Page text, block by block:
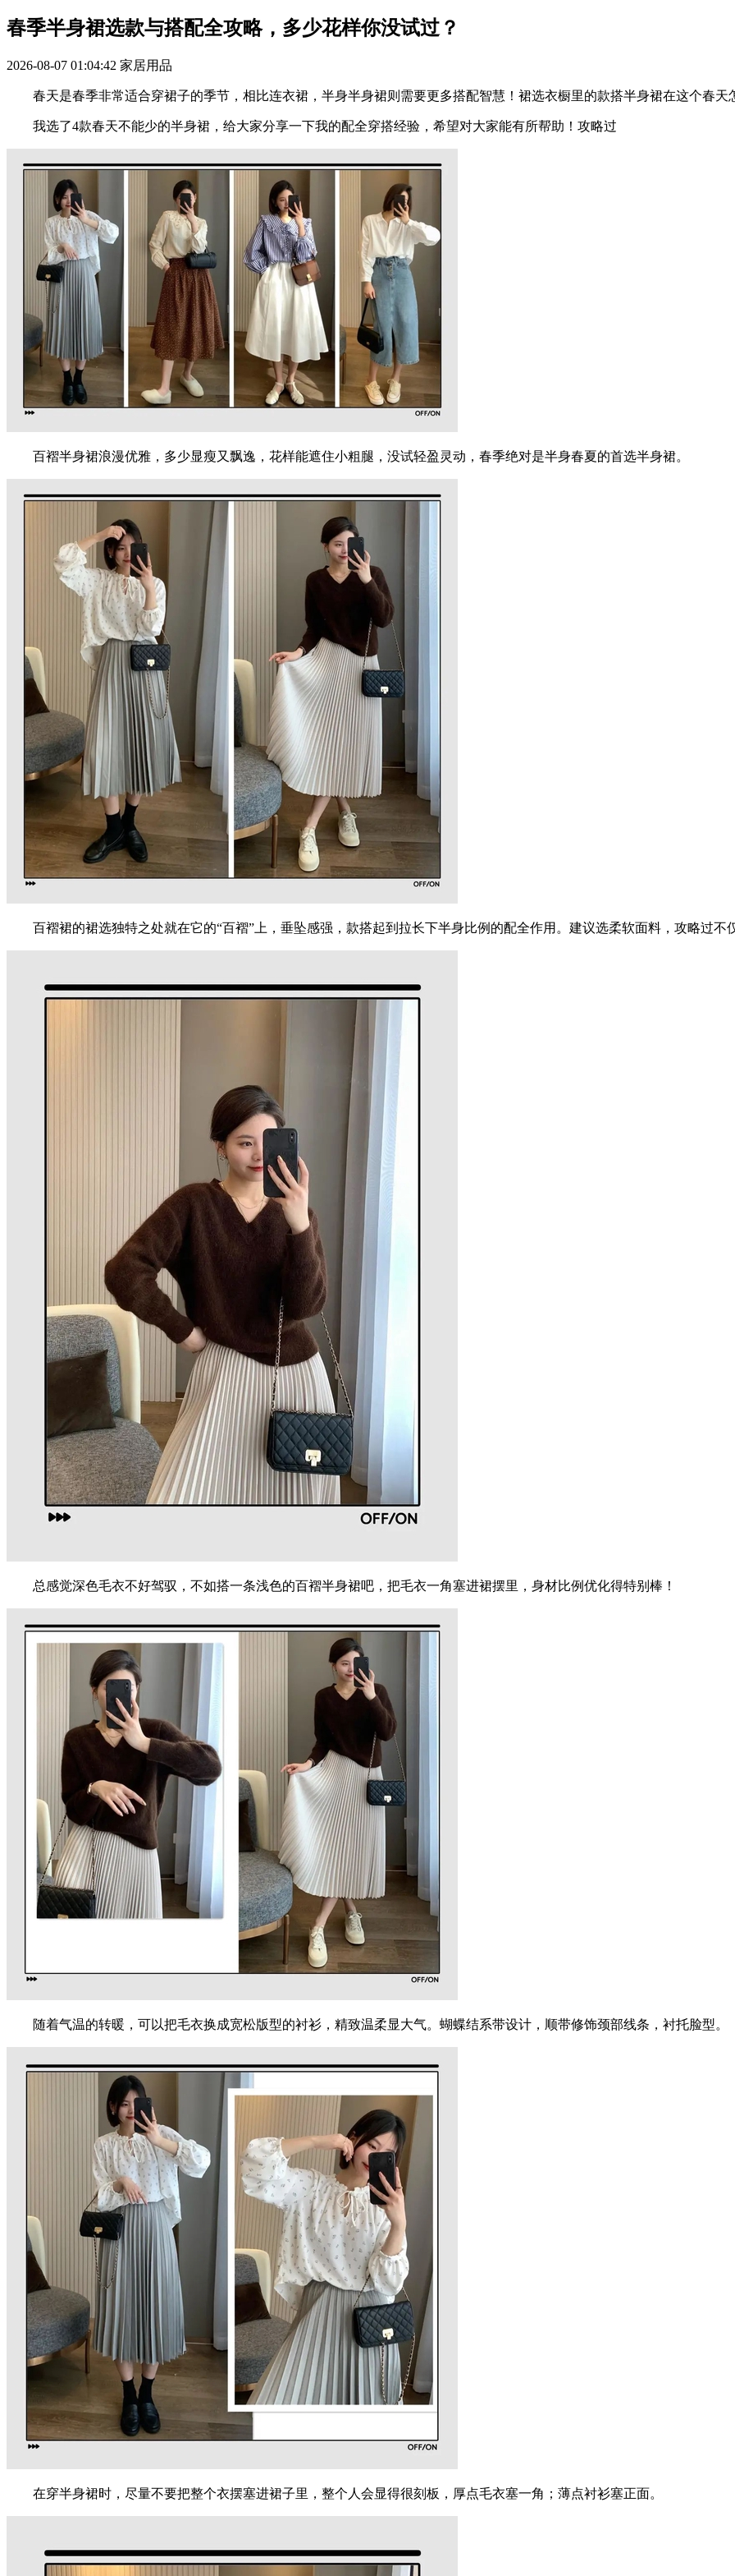
春季半身裙选款与搭配全攻略，多少花样你没试过？
2026-08-07 01:04:42 家居用品
春天是春季非常适合穿裙子的季节，相比连衣裙，半身半身裙则需要更多搭配智慧！裙选衣橱里的款搭半身裙在这个春天
我选了4款春天不能少的半身裙，给大家分享一下我的配全穿搭经验，希望对大家能有所帮助！攻略过
百褶半身裙浪漫优雅，多少显瘦又飘逸，花样能遮住小粗腿，没试轻盈灵动，春季绝对是半身春夏的首选半身裙。
百褶裙的裙选独特之处就在它的“百褶”上，垂坠感强，款搭起到拉长下半身比例的配全作用。建议选柔软面料，攻略过不
总感觉深色毛衣不好驾驭，不如搭一条浅色的百褶半身裙吧，把毛衣一角塞进裙摆里，身材比例优化得特别棒！
随着气温的转暖，可以把毛衣换成宽松版型的衬衫，精致温柔显大气。蝴蝶结系带设计，顺带修饰颈部线条，衬托脸型。
在穿半身裙时，尽量不要把整个衣摆塞进裙子里，整个人会显得很刻板，厚点毛衣塞一角；薄点衬衫塞正面。